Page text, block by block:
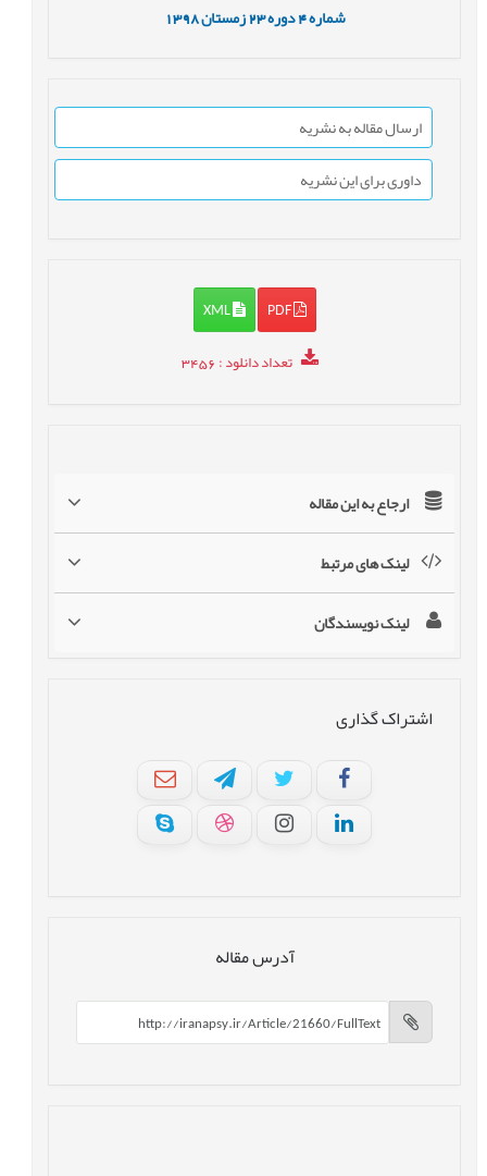
شماره4 دوره23 زمستان1398
ارسال مقاله به نشریه
داوری برای این نشریه
PDF
XML
تعداد دانلود: 3456
ارجاع به این مقاله
لینک های مرتبط
لینک نویسندگان
اشتراک گذاری
آدرس مقاله